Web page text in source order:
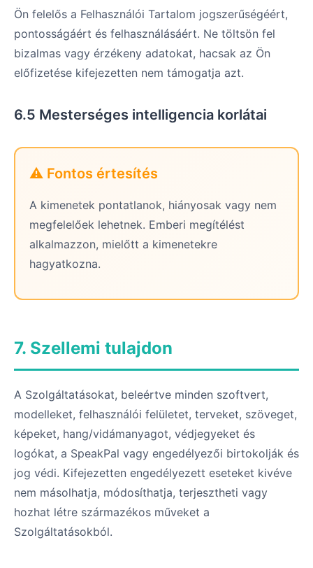
Ön felelős a Felhasználói Tartalom jogszerűségéért,
pontosságáért és felhasználásáért. Ne töltsön fel
bizalmas vagy érzékeny adatokat, hacsak az Ön
előfizetése kifejezetten nem támogatja azt.
6.5 Mesterséges intelligencia korlátai
⚠️ Fontos értesítés
A kimenetek pontatlanok, hiányosak vagy nem
megfelelőek lehetnek. Emberi megítélést
alkalmazzon, mielőtt a kimenetekre
hagyatkozna.
7. Szellemi tulajdon
A Szolgáltatásokat, beleértve minden szoftvert,
modelleket, felhasználói felületet, terveket, szöveget,
képeket, hang/vidámanyagot, védjegyeket és
logókat, a SpeakPal vagy engedélyezői birtokolják és
jog védi. Kifejezetten engedélyezett eseteket kivéve
nem másolhatja, módosíthatja, terjesztheti vagy
hozhat létre származékos műveket a
Szolgáltatásokból.